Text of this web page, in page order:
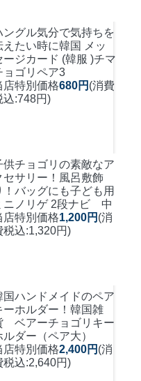
ングル気分で気持ちを
えたい時に韓国 メッ
ージカード (韓服 )チマ
ョゴリペア3
店特別価格680円 (消費
込:748円)
供チョゴリの素敵なア
セサリー！風呂敷飾
！バッグにも子ども用
ニノリゲ 2段ナビ 中
店特別価格1,200円 (消
税込:1,320円)
国ハンドメイドのペア
ーホルダー！ 韓国雑
ベアーチョゴリキー
ルダー（ペア大）
店特別価格2,400円 (消
税込:2,640円)